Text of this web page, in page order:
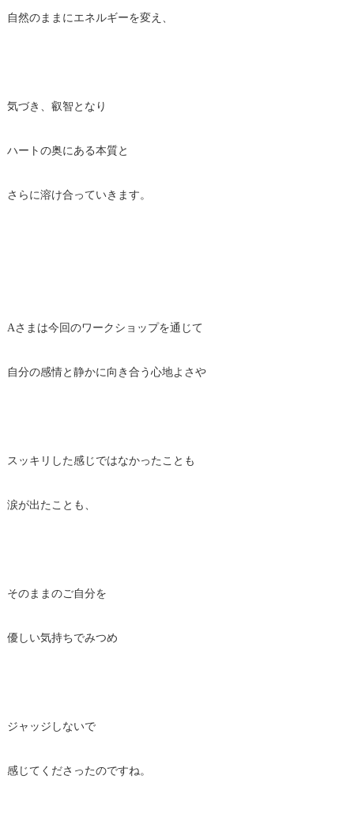
自然のままにエネルギーを変え、
気づき、叡智となり
ハートの奥にある本質と
さらに溶け合っていきます。
Aさまは今回のワークショップを通じて
自分の感情と静かに向き合う心地よさや
スッキリした感じではなかったことも
涙が出たことも、
そのままのご自分を
優しい気持ちでみつめ
ジャッジしないで
感じてくださったのですね。